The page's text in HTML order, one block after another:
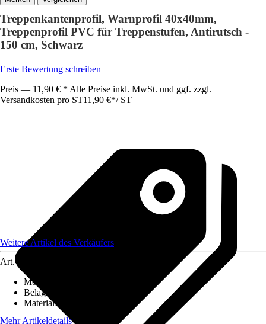
Treppenkantenprofil, Warnprofil 40x40mm,
Treppenprofil PVC für Treppenstufen, Antirutsch -
150 cm, Schwarz
Erste Bewertung schreiben
Preis — 11,90 € * Alle Preise inkl. MwSt. und ggf. zzgl.
Versandkosten pro ST11,90 €*/ ST
Weitere Artikel des Verkäufers
Art.-Nr.
Montageart
Belagstärke
Materialspezifizierung
Mehr Artikeldetails